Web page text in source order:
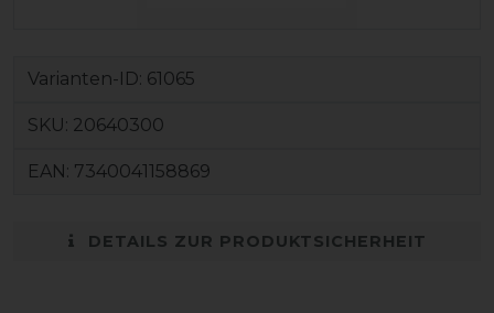
Varianten-ID: 61065
SKU: 20640300
EAN: 7340041158869
DETAILS ZUR PRODUKTSICHERHEIT